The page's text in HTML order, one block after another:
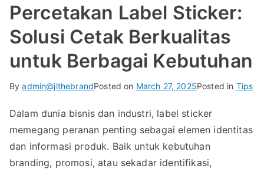
Percetakan Label Sticker:
Solusi Cetak Berkualitas
untuk Berbagai Kebutuhan
Byadmin@jlthebrandPosted on March 27, 2025Posted in Tips
Dalam dunia bisnis dan industri, label sticker
memegang peranan penting sebagai elemen identitas
dan informasi produk. Baik untuk kebutuhan
branding, promosi, atau sekadar identifikasi,